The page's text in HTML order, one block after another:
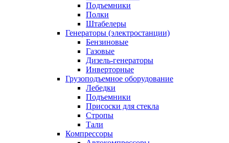
Подъемники
Полки
Штабелеры
Генераторы (электростанции)
Бензиновые
Газовые
Дизель-генераторы
Инверторные
Грузоподъемное оборудование
Лебедки
Подъемники
Присоски для стекла
Стропы
Тали
Компрессоры